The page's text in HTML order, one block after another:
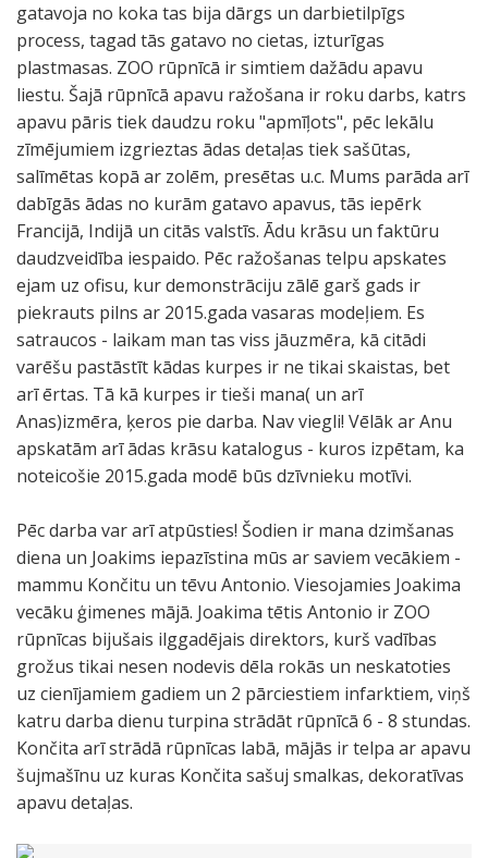
gatavoja no koka tas bija dārgs un darbietilpīgs
process, tagad tās gatavo no cietas, izturīgas
plastmasas. ZOO rūpnīcā ir simtiem dažādu apavu
liestu. Šajā rūpnīcā apavu ražošana ir roku darbs, katrs
apavu pāris tiek daudzu roku "apmīļots", pēc lekālu
zīmējumiem izgrieztas ādas detaļas tiek sašūtas,
salīmētas kopā ar zolēm, presētas u.c. Mums parāda arī
dabīgās ādas no kurām gatavo apavus, tās iepērk
Francijā, Indijā un citās valstīs. Ādu krāsu un faktūru
daudzveidība iespaido. Pēc ražošanas telpu apskates
ejam uz ofisu, kur demonstrāciju zālē garš gads ir
piekrauts pilns ar 2015.gada vasaras modeļiem. Es
satraucos - laikam man tas viss jāuzmēra, kā citādi
varēšu pastāstīt kādas kurpes ir ne tikai skaistas, bet
arī ērtas. Tā kā kurpes ir tieši mana( un arī
Anas)izmēra, ķeros pie darba. Nav viegli! Vēlāk ar Anu
apskatām arī ādas krāsu katalogus - kuros izpētam, ka
noteicošie 2015.gada modē būs dzīvnieku motīvi.
Pēc darba var arī atpūsties! Šodien ir mana dzimšanas
diena un Joakims iepazīstina mūs ar saviem vecākiem -
mammu Končitu un tēvu Antonio. Viesojamies Joakima
vecāku ģimenes mājā. Joakima tētis Antonio ir ZOO
rūpnīcas bijušais ilggadējais direktors, kurš vadības
grožus tikai nesen nodevis dēla rokās un neskatoties
uz cienījamiem gadiem un 2 pārciestiem infarktiem, viņš
katru darba dienu turpina strādāt rūpnīcā 6 - 8 stundas.
Končita arī strādā rūpnīcas labā, mājās ir telpa ar apavu
šujmašīnu uz kuras Končita sašuj smalkas, dekoratīvas
apavu detaļas.